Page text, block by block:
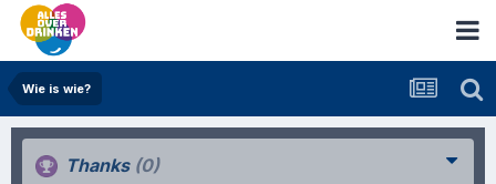
Wie is wie?
Thanks (0)